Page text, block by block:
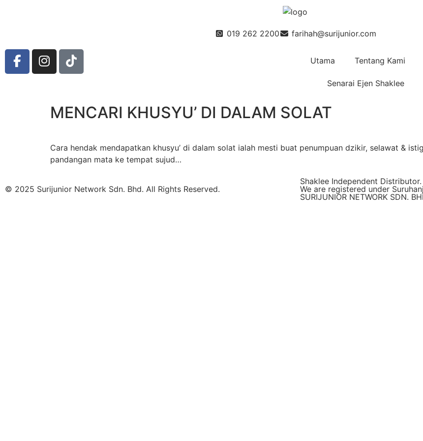
019 262 2200 farihah@surijunior.com
Utama Tentang Kami
Senarai Ejen Shaklee
MENCARI KHUSYU’ DI DALAM SOLAT
Cara hendak mendapatkan khusyu’ di dalam solat ialah mesti buat penumpuan dzikir, selawat &
pandangan mata ke tempat sujud…
© 2025 Surijunior Network Sdn. Bhd. All Rights Reserved.
Shaklee Independent Distributor.
We are registered under
SURIJUNIOR NETWORK SDN.